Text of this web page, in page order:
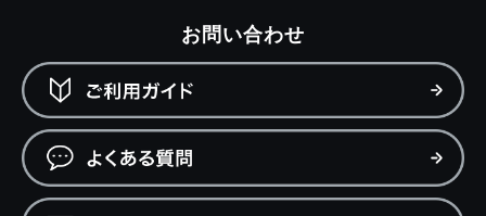
お問い合わせ